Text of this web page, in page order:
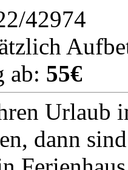
42974
ab: 55€
Urlaub
dann